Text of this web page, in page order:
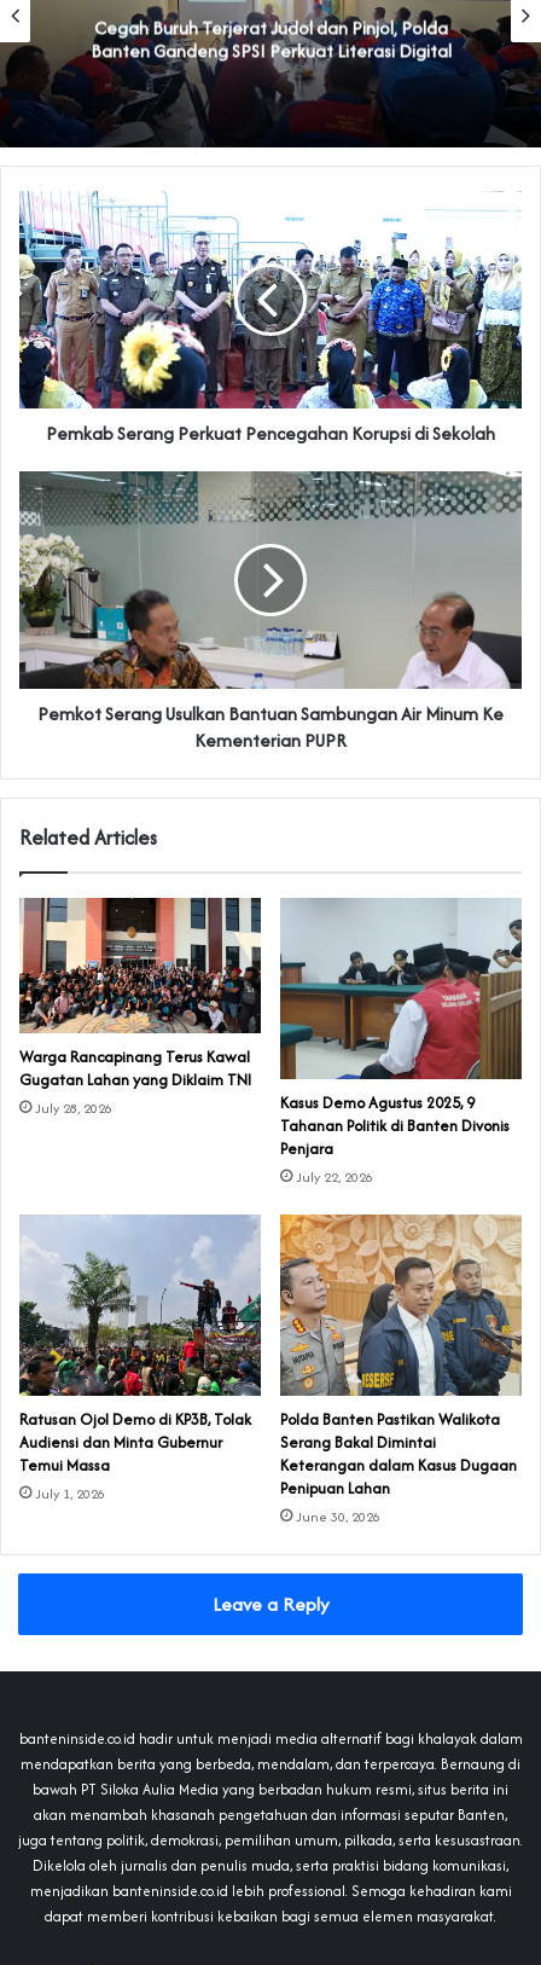
Cegah Buruh Terjerat Judol dan Pinjol, Polda
Banten Gandeng SPSI Perkuat Literasi Digital
Pemkab Serang Perkuat Pencegahan Korupsi di Sekolah
Pemkot Serang Usulkan Bantuan Sambungan Air Minum Ke
Kementerian PUPR
Related Articles
‎Warga Rancapinang Terus Kawal
Gugatan Lahan yang Diklaim TNI‎‎
July 28, 2026
‎Kasus Demo Agustus 2025, 9
Tahanan Politik di Banten Divonis
Penjara
July 22, 2026
‎Ratusan Ojol Demo di KP3B, Tolak
Audiensi dan Minta Gubernur
Temui Massa
July 1, 2026
Polda Banten Pastikan Walikota
Serang Bakal Dimintai
Keterangan dalam Kasus Dugaan
Penipuan Lahan
June 30, 2026
Leave a Reply
banteninside.co.id hadir untuk menjadi media alternatif bagi khalayak dalam
mendapatkan berita yang berbeda, mendalam, dan terpercaya. Bernaung di
bawah PT Siloka Aulia Media yang berbadan hukum resmi, situs berita ini
akan menambah khasanah pengetahuan dan informasi seputar Banten,
juga tentang politik, demokrasi, pemilihan umum, pilkada, serta kesusastraan.
Dikelola oleh jurnalis dan penulis muda, serta praktisi bidang komunikasi,
menjadikan banteninside.co.id lebih professional. Semoga kehadiran kami
dapat memberi kontribusi kebaikan bagi semua elemen masyarakat.